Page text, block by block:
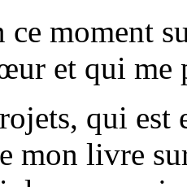
ce moment
et qui me
qui
mon livre